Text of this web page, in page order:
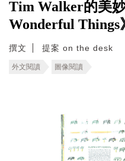
Tim Walker的美
Wonderful Things
撰文 提案 on the desk
外文閱讀 圖像閱讀